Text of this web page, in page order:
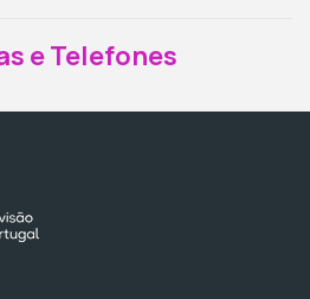
e Telefones